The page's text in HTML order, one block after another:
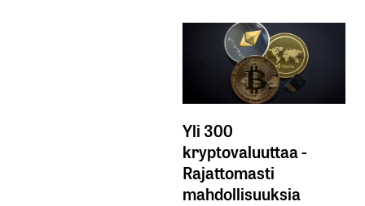
Yli 300
kryptovaluuttaa -
Rajattomasti
mahdollisuuksia